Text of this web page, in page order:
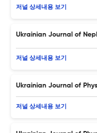
저널 상세내용 보기
Ukrainian Journal of
저널 상세내용 보기
Ukrainian Journal of
저널 상세내용 보기